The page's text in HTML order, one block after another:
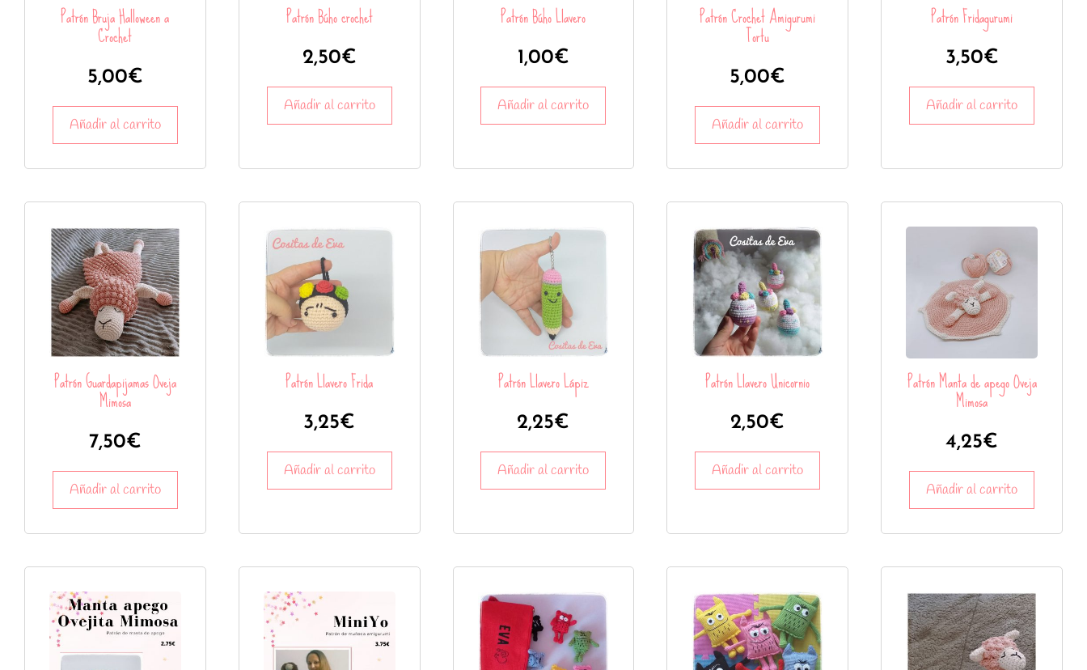
Patrón Bruja Halloween a
Crochet
5,00€
Añadir al carrito
Patrón Búho crochet
2,50€
Añadir al carrito
Patrón Búho Llavero
1,00€
Añadir al carrito
Patrón Crochet Amigurumi
Tortu
5,00€
Añadir al carrito
Patrón Fridagurumi
3,50€
Añadir al carrito
Patrón Guardapijamas Oveja
Mimosa
7,50€
Añadir al carrito
Patrón Llavero Frida
3,25€
Añadir al carrito
Patrón Llavero Lápiz
2,25€
Añadir al carrito
Patrón Llavero Unicornio
2,50€
Añadir al carrito
Patrón Manta de apego Oveja
Mimosa
4,25€
Añadir al carrito